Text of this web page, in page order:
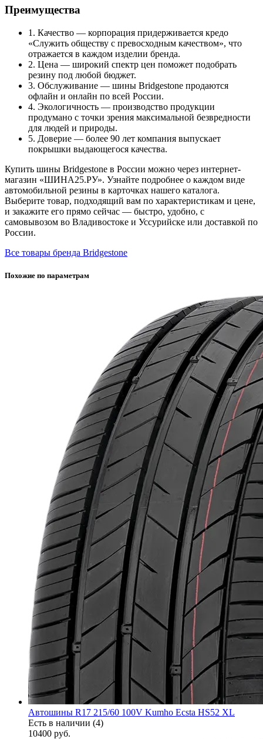
Преимущества
1. Качество — корпорация придерживается кредо
«Служить обществу с превосходным качеством», что
отражается в каждом изделии бренда.
2. Цена — широкий спектр цен поможет подобрать
резину под любой бюджет.
3. Обслуживание — шины Bridgestone продаются
офлайн и онлайн по всей России.
4. Экологичность — производство продукции
продумано с точки зрения максимальной безвредности
для людей и природы.
5. Доверие — более 90 лет компания выпускает
покрышки выдающегося качества.
Купить шины Bridgestone в России можно через интернет-
магазин «ШИНА25.РУ». Узнайте подробнее о каждом виде
автомобильной резины в карточках нашего каталога.
Выберите товар, подходящий вам по характеристикам и цене,
и закажите его прямо сейчас — быстро, удобно, с
самовывозом во Владивостоке и Уссурийске или доставкой по
России.
Все товары бренда Bridgestone
Похожие по параметрам
Автошины R17 215/60 100V Kumho Ecsta HS52 XL
Есть в наличии (4)
10400 руб.